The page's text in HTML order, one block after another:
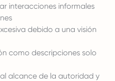
interacciones informales
debido a una visión
como descripciones solo
alcance de la autoridad y